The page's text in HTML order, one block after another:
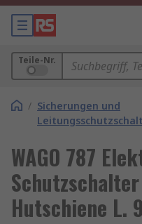
Teile-Nr.
/ Sicherungen und
WAGO 787
Hutschiene L.